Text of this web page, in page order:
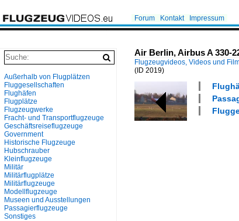
Forum Kontakt Impressum
Air Berlin, Airbus A 330-
Flugzeugvideos, Videos und
(ID 2019)
Außerhalb von Flugplätzen
Fluggesellschaften
Flughäfen
Flugplätze
Flugzeugwerke
Fracht- und Transportflugzeuge
Geschäftsreiseflugzeuge
Government
Historische Flugzeuge
Hubschrauber
Kleinflugzeuge
Militär
Militärflugplätze
Militärflugzeuge
Modellflugzeuge
Museen und Ausstellungen
Passagierflugzeuge
Sonstiges